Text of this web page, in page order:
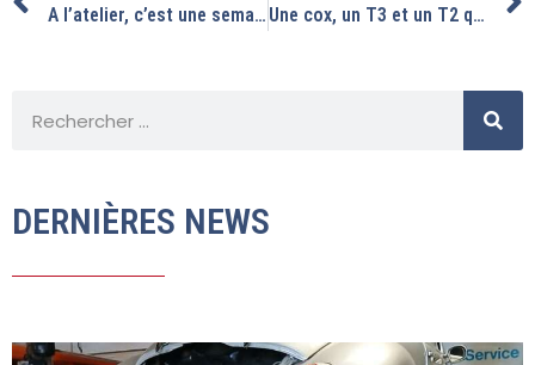
A l’atelier, c’est une semaine riche en transporteur. Une cox, un T3 et un T2 qui nous donnent du fil à retordre
DERNIÈRES NEWS